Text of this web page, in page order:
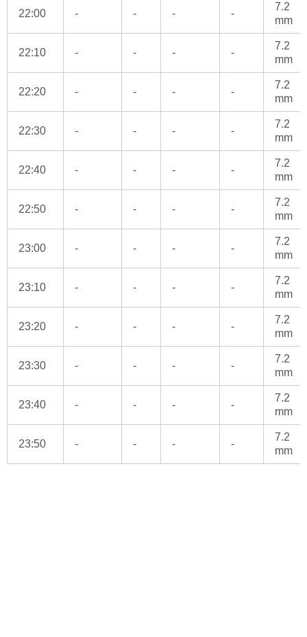
22:00 - - - -
7.2
mm
22:10 - - - -
7.2
mm
22:20 - - - -
7.2
mm
22:30 - - - -
7.2
mm
22:40 - - - -
7.2
mm
22:50 - - - -
7.2
mm
23:00 - - - -
7.2
mm
23:10 - - - -
7.2
mm
23:20 - - - -
7.2
mm
23:30 - - - -
7.2
mm
23:40 - - - -
7.2
mm
23:50 - - - -
7.2
mm